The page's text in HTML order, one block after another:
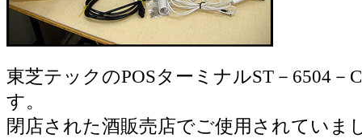
東芝テックのPOSターミナルST－6504－
す。
閉店された酒販売店でご使用されていま